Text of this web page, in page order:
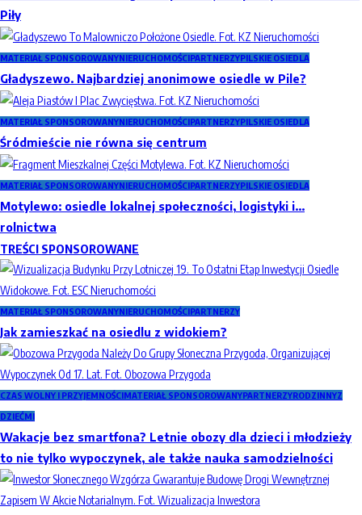
Piły
MATERIAŁ SPONSOROWANYNIERUCHOMOŚCIPARTNERZYPILSKIE OSIEDLA
Gładyszewo. Najbardziej anonimowe osiedle w Pile?
MATERIAŁ SPONSOROWANYNIERUCHOMOŚCIPARTNERZYPILSKIE OSIEDLA
Śródmieście nie równa się centrum
MATERIAŁ SPONSOROWANYNIERUCHOMOŚCIPARTNERZYPILSKIE OSIEDLA
Motylewo: osiedle lokalnej społeczności, logistyki i…
rolnictwa
TREŚCI SPONSOROWANE
MATERIAŁ SPONSOROWANYNIERUCHOMOŚCIPARTNERZY
Jak zamieszkać na osiedlu z widokiem?
CZAS WOLNY I PRZYJEMNOŚCIMATERIAŁ SPONSOROWANYPARTNERZYRODZINNYZ
DZIEĆMI
Wakacje bez smartfona? Letnie obozy dla dzieci i młodzieży
to nie tylko wypoczynek, ale także nauka samodzielności